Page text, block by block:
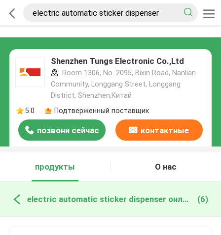
Shenzhen Tungs Electronic Co.,Ltd
Room 1306, No. 2095, Bixin Road, Nanlian
Community, Longgang Street, Longgang
District, Shenzhen,Китай
5.0
Подтверженный поставщик
позвони сейчас контактные
продукты
О нас
electric automatic sticker dispenser онлайн производство (6)